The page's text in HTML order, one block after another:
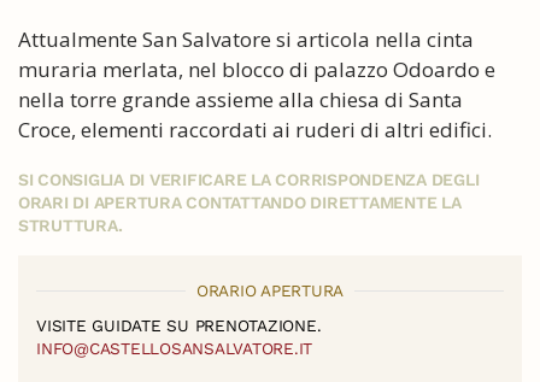
Attualmente San Salvatore si articola nella cinta
muraria merlata, nel blocco di palazzo Odoardo e
nella torre grande assieme alla chiesa di Santa
Croce, elementi raccordati ai ruderi di altri edifici.
SI CONSIGLIA DI VERIFICARE LA CORRISPONDENZA DEGLI
ORARI DI APERTURA CONTATTANDO DIRETTAMENTE LA
STRUTTURA.
ORARIO APERTURA
VISITE GUIDATE SU PRENOTAZIONE.
INFO@CASTELLOSANSALVATORE.IT